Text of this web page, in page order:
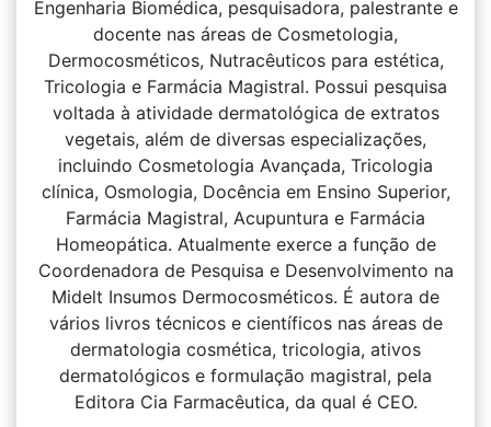
Engenharia Biomédica, pesquisadora, palestrante e
docente nas áreas de Cosmetologia,
Dermocosméticos, Nutracêuticos para estética,
Tricologia e Farmácia Magistral. Possui pesquisa
voltada à atividade dermatológica de extratos
vegetais, além de diversas especializações,
incluindo Cosmetologia Avançada, Tricologia
clínica, Osmologia, Docência em Ensino Superior,
Farmácia Magistral, Acupuntura e Farmácia
Homeopática. Atualmente exerce a função de
Coordenadora de Pesquisa e Desenvolvimento na
Midelt Insumos Dermocosméticos. É autora de
vários livros técnicos e científicos nas áreas de
dermatologia cosmética, tricologia, ativos
dermatológicos e formulação magistral, pela
Editora Cia Farmacêutica, da qual é CEO.